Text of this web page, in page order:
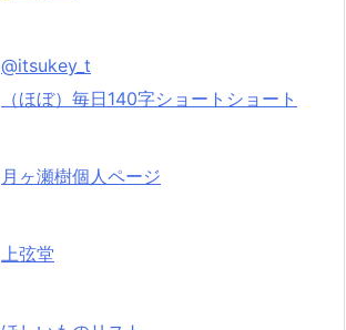
@itsukey_t
（ほぼ）毎日140字ショートショート
月ヶ瀬樹個人ページ
上弦堂